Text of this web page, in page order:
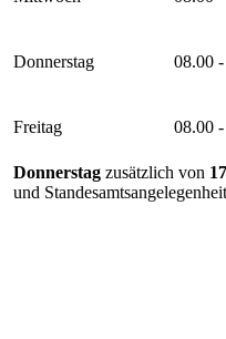
Donnerstag 08.00
Freitag 08.00
Donnerstag zusätzlich von
und